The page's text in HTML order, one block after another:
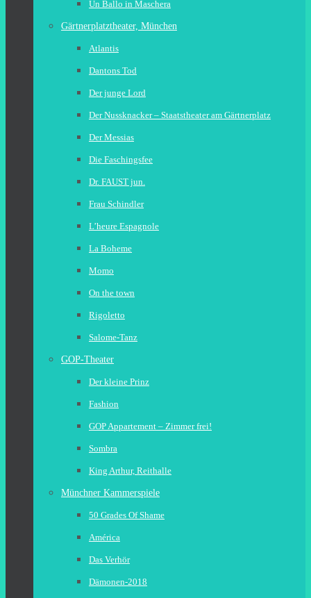
Un Ballo in Maschera
Gärtnerplatztheater, München
Atlantis
Dantons Tod
Der junge Lord
Der Nussknacker – Staatstheater am Gärtnerplatz
Der Messias
Die Faschingsfee
Dr. FAUST jun.
Frau Schindler
L’heure Espagnole
La Boheme
Momo
On the town
Rigoletto
Salome-Tanz
GOP-Theater
Der kleine Prinz
Fashion
GOP Appartement – Zimmer frei!
Sombra
King Arthur, Reithalle
Münchner Kammerspiele
50 Grades Of Shame
América
Das Verhör
Dämonen-2018